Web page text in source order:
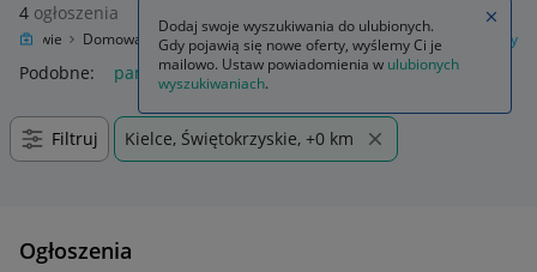
4 ogłoszenia
Zdrowie Domowa apteczka Suplementy diety Pamięć, układ nerwowy
Podobne: pamięć układ nerwowy
Filtruj Kielce, Świętokrzyskie, +0 km
Ogłoszenia
Dodaj swoje wyszukiwania do ulubionych.
Gdy pojawią się nowe oferty, wyślemy Ci je
mailowo. Ustaw powiadomienia w ulubionych
wyszukiwaniach.